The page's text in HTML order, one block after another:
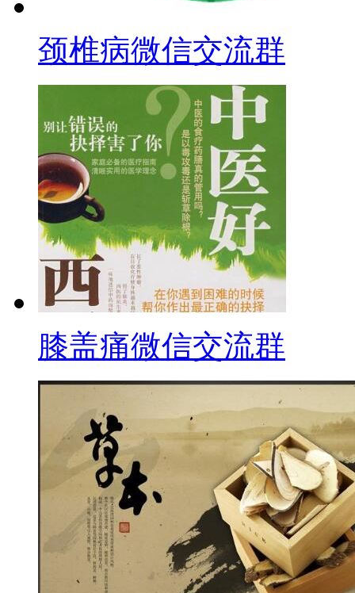
颈椎病微信交流群
膝盖痛微信交流群